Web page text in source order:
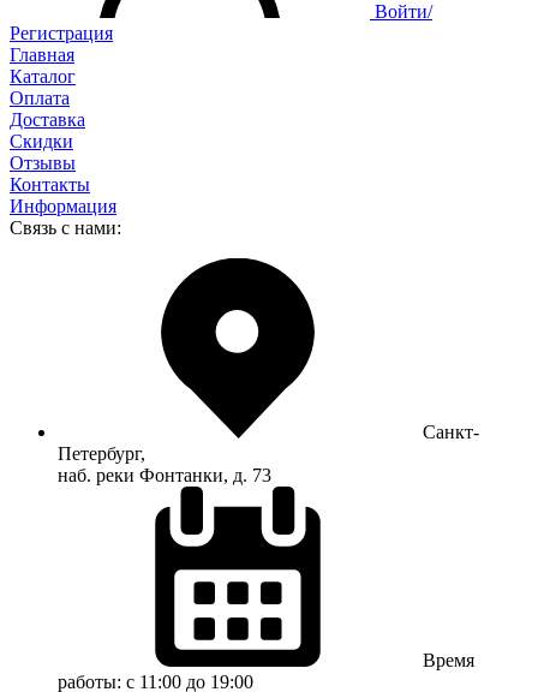
Войти/
Регистрация
Главная
Каталог
Оплата
Доставка
Скидки
Отзывы
Контакты
Информация
Связь с нами:
Санкт-
Петербург,
наб. реки Фонтанки, д. 73
Время
работы: с 11:00 до 19:00